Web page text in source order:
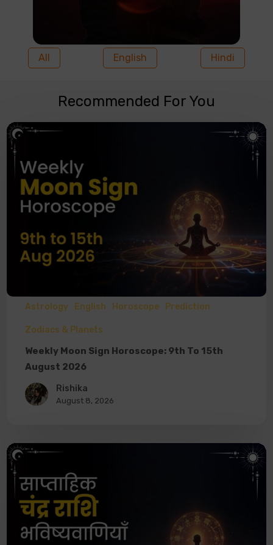
All English Hindi
Recommended For You
Astrology English Horoscope Prediction
Zodiacs & Planets
Weekly Moon Sign Horoscope: 9th To 15th
August 2026
Rishika
August 8, 2026